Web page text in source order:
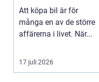
vardag
Att köpa bil är för
många en av de större
affärerna i livet. När...
17 juli 2026